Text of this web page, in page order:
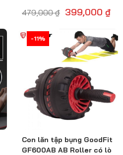
479,000₫ 399,000 ₫
-12%
Con lăn tập bụng GoodFit
GF600AB AB Roller có lò
-11%